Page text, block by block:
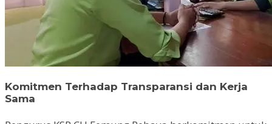
Komitmen Terhadap Transparansi dan Kerja
Sama